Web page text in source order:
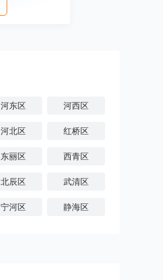
河东区 河西区
河北区 红桥区
东丽区 西青区
北辰区 武清区
宁河区 静海区